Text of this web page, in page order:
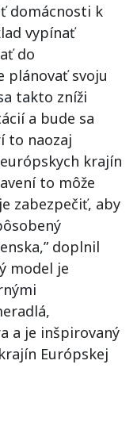
domácnosti k
vypínať
do
plánovať svoju
takto zníži
a bude sa
to naozaj
krajín
to môže
zabezpečiť, aby
doplnil
model je
a je inšpirovaný
Európskej